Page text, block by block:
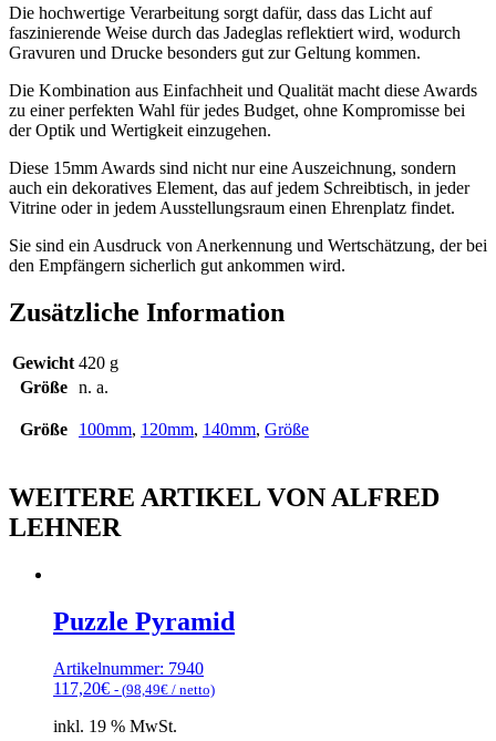
Die hochwertige Verarbeitung sorgt dafür, dass das Licht auf
faszinierende Weise durch das Jadeglas reflektiert wird, wodurch
Gravuren und Drucke besonders gut zur Geltung kommen.
Die Kombination aus Einfachheit und Qualität macht diese Awards
zu einer perfekten Wahl für jedes Budget, ohne Kompromisse bei
der Optik und Wertigkeit einzugehen.
Diese 15mm Awards sind nicht nur eine Auszeichnung, sondern
auch ein dekoratives Element, das auf jedem Schreibtisch, in jeder
Vitrine oder in jedem Ausstellungsraum einen Ehrenplatz findet.
Sie sind ein Ausdruck von Anerkennung und Wertschätzung, der bei
den Empfängern sicherlich gut ankommen wird.
Zusätzliche Information
Gewicht 420 g
Größe
n. a.
Größe 100mm, 120mm, 140mm, Größe
WEITERE ARTIKEL VON ALFRED
LEHNER
Puzzle Pyramid
Artikelnummer: 7940
117,20€ - (98,49€ / netto)
inkl. 19 % MwSt.